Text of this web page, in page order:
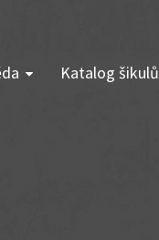
Katalog šikulů